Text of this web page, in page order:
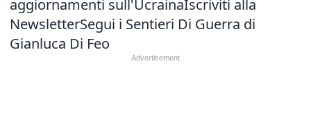
aggiornamenti sull'UcrainaIscriviti alla
NewsletterSegui i Sentieri Di Guerra di
Gianluca Di Feo